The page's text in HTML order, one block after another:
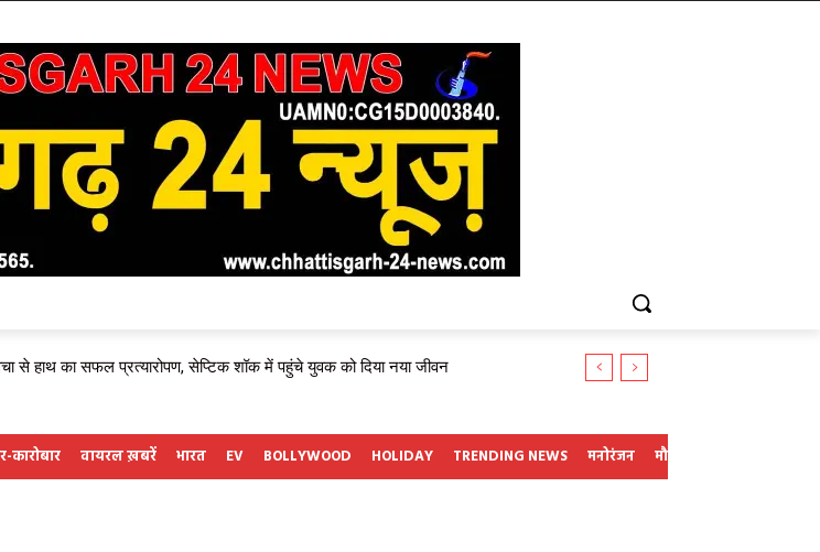
चला विशेष अभियान, 7 डेयरी और 2 होटलों पर छापा खाद्य...
कारोबार वायरल ख़बरें भारत EV BOLLYWOOD HOLIDAY TRENDING NEWS मनोरंजन मौसम अलर्ट